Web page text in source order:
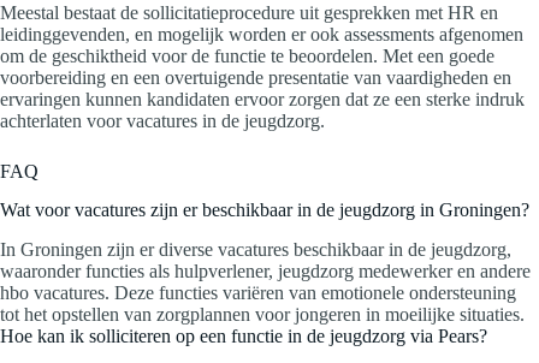
Meestal bestaat de sollicitatieprocedure uit gesprekken met HR en
leidinggevenden, en mogelijk worden er ook assessments afgenomen
om de geschiktheid voor de functie te beoordelen. Met een goede
voorbereiding en een overtuigende presentatie van vaardigheden en
ervaringen kunnen kandidaten ervoor zorgen dat ze een sterke indruk
achterlaten voor vacatures in de jeugdzorg.
FAQ
Wat voor vacatures zijn er beschikbaar in de jeugdzorg in Groningen?
In Groningen zijn er diverse vacatures beschikbaar in de jeugdzorg,
waaronder functies als hulpverlener, jeugdzorg medewerker en andere
hbo vacatures. Deze functies variëren van emotionele ondersteuning
tot het opstellen van zorgplannen voor jongeren in moeilijke situaties.
Hoe kan ik solliciteren op een functie in de jeugdzorg via Pears?